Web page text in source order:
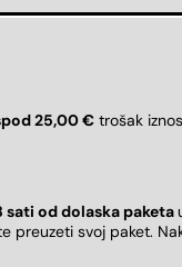
25,00 € trošak
sati od dolaska paketa
preuzeti svoj paket.